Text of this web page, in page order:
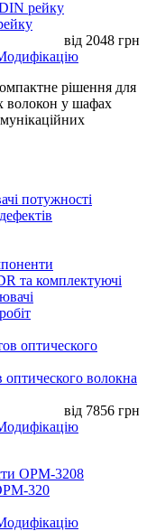
від 2048 грн
рішення для
волокон у шафах
потужності
та комплектуючі
волокна
від 7856 грн
320